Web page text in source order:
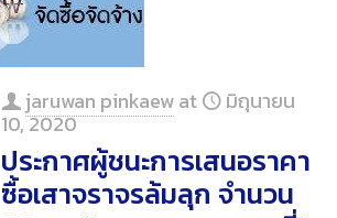
jaruwan pinkaewat มิถุนายน
10, 2020
ประกาศผู้ชนะการเสนอราคา
ซื้อเสาจราจรล้มลุก จำนวน